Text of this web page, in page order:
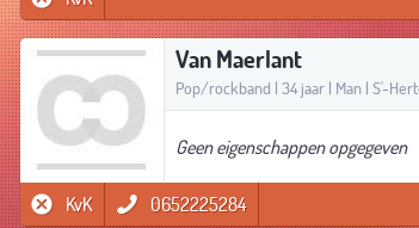
Van Maerlant
Pop/rockband | 34 jaar | Man | S'-
Geen eigenschappen opgegeven
KvK 0652225284